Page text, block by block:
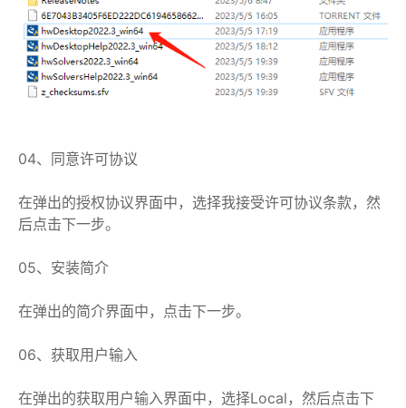
04、同意许可协议
在弹出的授权协议界面中，选择我接受许可协议条款，然
后点击下一步。
05、安装简介
在弹出的简介界面中，点击下一步。
06、获取用户输入
在弹出的获取用户输入界面中，选择Local，然后点击下